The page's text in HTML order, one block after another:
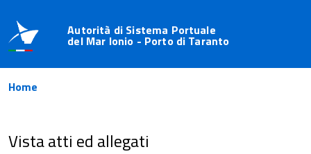
Autorità di Sistema Portuale
del Mar Ionio - Porto di Taranto
Home
Vista atti ed allegati